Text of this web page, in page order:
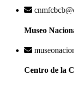
Museo
Centro de la